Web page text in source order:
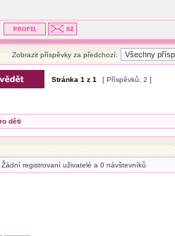
Zobrazit příspěvky za předchozí:
Stránka1 z1 [ Příspěvků: 2 ]
děti
registrovaní uživatelé a 0 návštevníků